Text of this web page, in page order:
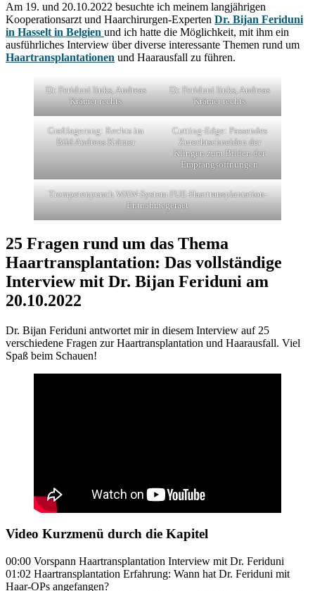
Am 19. und 20.10.2022 besuchte ich meinem langjährigen
Kooperationsarzt und Haarchirurgen-Experten Dr. Bijan Feriduni
in Hasselt in Belgien und ich hatte die Möglichkeit, mit ihm ein
ausführliches Interview über diverse interessante Themen rund um
Haartransplantationen und Haarausfall zu führen.
Dr. Feriduni links, Andreas
Krämer rechts
Dr. Feriduni links, Andreas
Krämer rechts
Graftlagerung: Rechts im
Bild Andreas Krämer
Cutting-Edge: Passendes
Zurechtschneiden der
Klingen zum Bilden der
Empfangsöffnungen
Trompetenpunch WAW-System FUE-Haartransplantation-
Entnahmegeraet
25 Fragen rund um das Thema
Haartransplantation: Das vollständige
Interview mit Dr. Bijan Feriduni am
20.10.2022
Dr. Bijan Feriduni antwortet mir in diesem Interview auf 25
verschiedene Fragen zur Haartransplantation und Haarausfall. Viel
Spaß beim Schauen!
Video Kurzmenü durch die Kapitel
00:00 Vorspann Haartransplantation Interview mit Dr. Feriduni
01:02 Haartransplantation Erfahrung: Wann hat Dr. Feriduni mit
Haar-OPs angefangen?